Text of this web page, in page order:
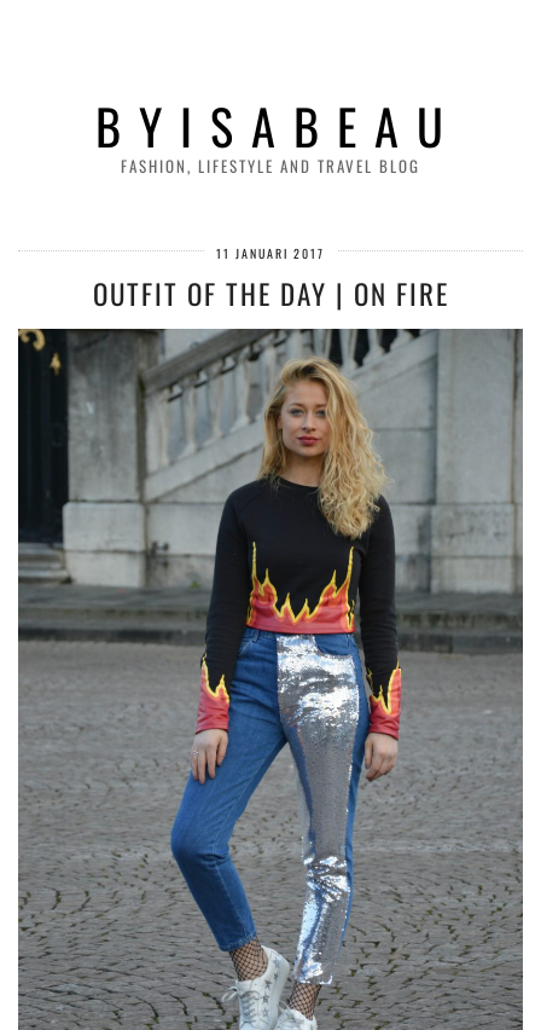
B Y I S A B E A U
FASHION, LIFESTYLE AND TRAVEL BLOG
11 JANUARI 2017
OUTFIT OF THE DAY | ON FIRE